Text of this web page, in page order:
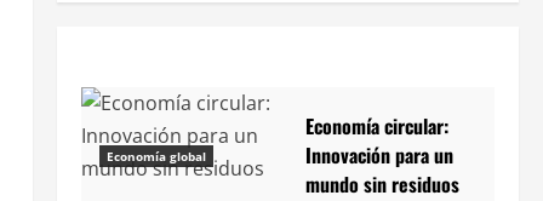
Economía global
Economía circular:
Innovación para un
mundo sin residuos